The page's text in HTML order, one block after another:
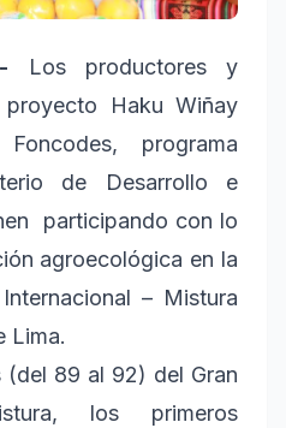
Los productores y
proyecto Haku Wiñay
programa
de Desarrollo e
participando con lo
agroecológica en la
– Mistura
Lima.
(del 89 al 92) del Gran
los primeros